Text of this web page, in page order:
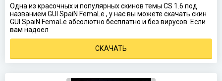
Одна из красочных и популярных скинов темы CS 1.6 под
названием GUI SpaiN FemaLe , у нас вы можете скачать скин
GUI SpaiN FemaLe абсолютно бесплатно и без вирусов. Если
вам надоел
СКАЧАТЬ